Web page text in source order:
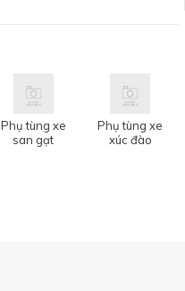
Phụ tùng xe
san gạt
Phụ tùng xe
xúc đào